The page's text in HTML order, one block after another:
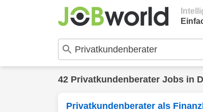
42 Privatkundenberater Jobs in
Privatkundenberater als